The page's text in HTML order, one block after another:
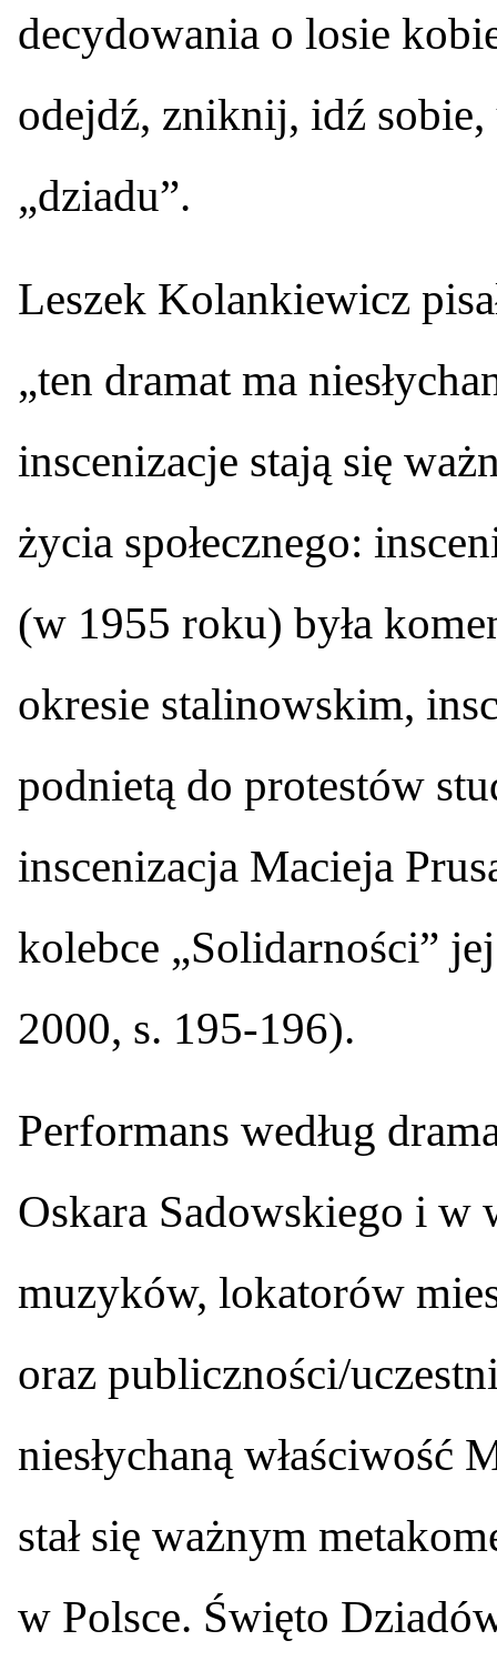
decydowania o losie
odejdź, zniknij, idź
„dziadu”.
Leszek Kolankiewicz
„ten dramat ma
inscenizacje stają się
życia społecznego:
(w 1955 roku) była
okresie stalinowskim,
podnietą do protestów
inscenizacja Macieja
kolebce „Solidarności”
2000, s. 195-196).
Performans według
Oskara Sadowskiego i
muzyków, lokatorów
oraz publiczności/
niesłychaną
stał się ważnym
w Polsce. Święto